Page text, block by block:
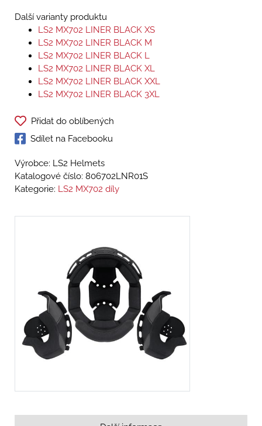
Další varianty produktu
LS2 MX702 LINER BLACK XS
LS2 MX702 LINER BLACK M
LS2 MX702 LINER BLACK L
LS2 MX702 LINER BLACK XL
LS2 MX702 LINER BLACK XXL
LS2 MX702 LINER BLACK 3XL
Přidat do oblíbených
Sdílet na Facebooku
Výrobce: LS2 Helmets
Katalogové číslo: 806702LNR01S
Kategorie: LS2 MX702 díly